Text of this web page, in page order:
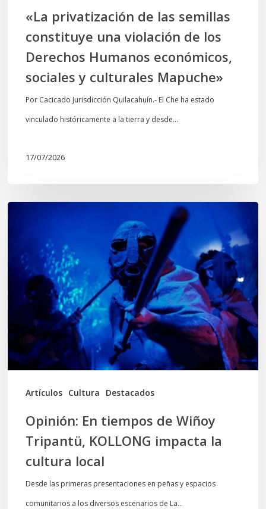
Humanos
económicos,
sociales
culturales
Mapuche»
«La privatización de las semillas
constituye una violación de los
Derechos Humanos económicos,
sociales y culturales Mapuche»
Por Cacicado Jurisdicción Quilacahuín.- El Che ha estado
vinculado históricamente a la tierra y desde…
17/07/2026
Artículos Cultura Destacados
tiempos
Wiñoy
Tripantü,
KOLLONG
impacta
la
cultura
Opinión: En tiempos de Wiñoy
Tripantü, KOLLONG impacta la
cultura local
Desde las primeras presentaciones en peñas y espacios
comunitarios a los diversos escenarios de La…